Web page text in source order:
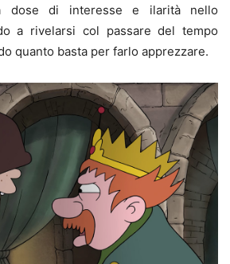
dose di interesse e ilarità nello
a rivelarsi col passare del tempo
quanto basta per farlo apprezzare.